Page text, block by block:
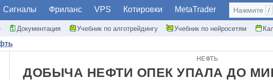
Сигналы Фриланс VPS Котировки MetaTrader
Документация Учебник по алготрейдингу Учебник по нейросетям
Нажмите /
НЕФТЬ
ДОБЫЧА НЕФТИ ОПЕК УПАЛА ДО